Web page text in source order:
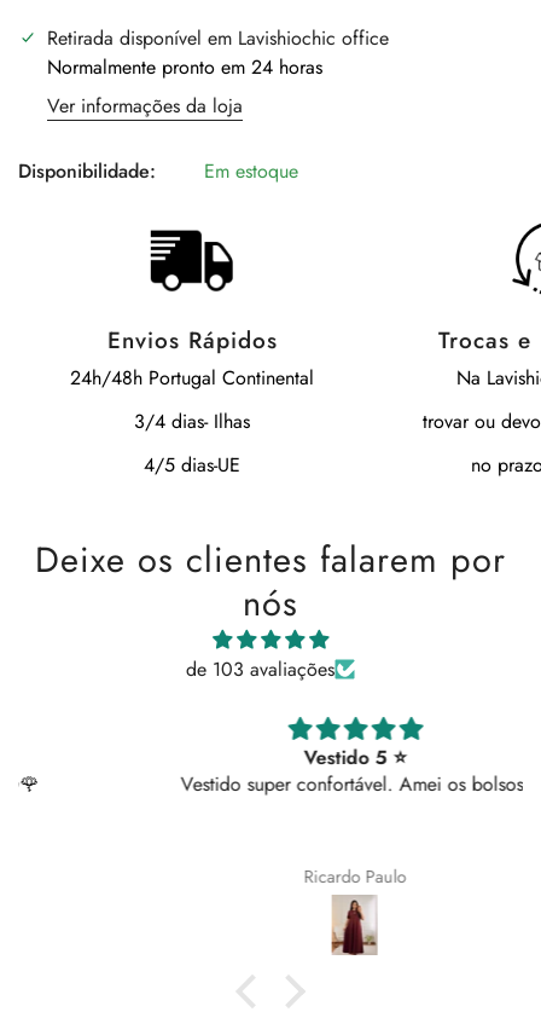
Retirada disponível em Lavishiochic office
Normalmente pronto em 24 horas
Ver informações da loja
Disponibilidade: Em estoque
Envios Rápidos
24h/48h Portugal Continental
3/4 dias- Ilhas
4/5 dias-UE
Trocas
Na
trovar ou
no
Deixe os clientes falarem por
nós
de 103 avaliações
Vestido 5 ⭐
Vestido super confortável. Amei os bolsos!
Ricardo Paulo